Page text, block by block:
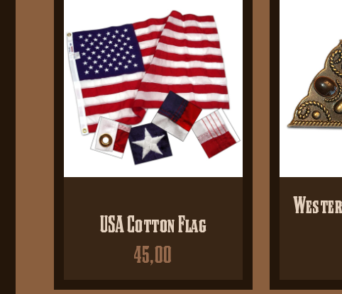
USA Cotton Flag
45,00